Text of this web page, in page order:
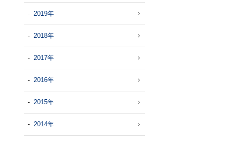
2019年
2018年
2017年
2016年
2015年
2014年